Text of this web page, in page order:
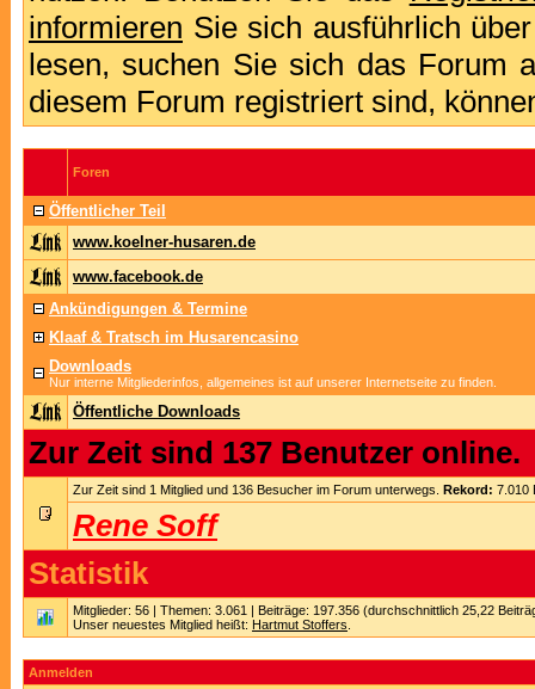
informieren Sie sich ausführlich
lesen, suchen Sie sich das Forum
diesem Forum registriert sind,
Foren
Öffentlicher Teil
www.koelner-husaren.de
www.facebook.de
Ankündigungen & Termine
Klaaf & Tratsch im Husarencasino
Downloads
Nur interne Mitgliederinfos, allgemeines ist auf unserer Internetseite zu finden.
Öffentliche Downloads
Zur Zeit sind 137 Benutzer online.
Zur Zeit sind 1 Mitglied und 136 Besucher im Forum unterwegs. Rekord: 7.010
Rene Soff
Statistik
Mitglieder: 56 | Themen: 3.061 | Beiträge: 197.356 (durchschnittlich 25,22
Unser neuestes Mitglied heißt: Hartmut Stoffers
Anmelden